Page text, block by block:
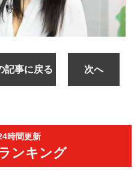
記事に戻る 次へ
時間更新
ンキング